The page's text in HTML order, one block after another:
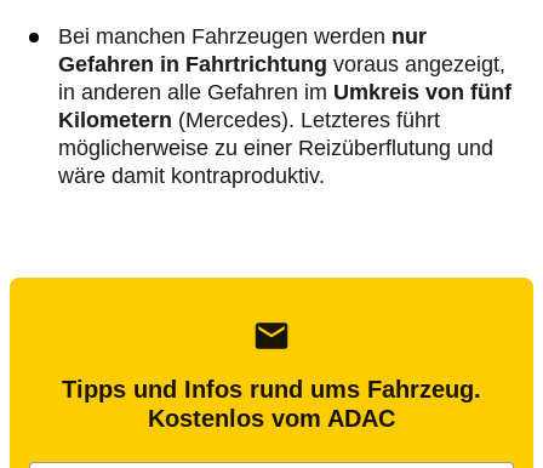
Bei manchen Fahrzeugen werden nur
Gefahren in Fahrtrichtung voraus angezeigt,
in anderen alle Gefahren im Umkreis von fünf
Kilometern (Mercedes). Letzteres führt
möglicherweise zu einer Reizüberflutung und
wäre damit kontraproduktiv.
Tipps und Infos rund ums Fahrzeug.
Kostenlos vom ADAC